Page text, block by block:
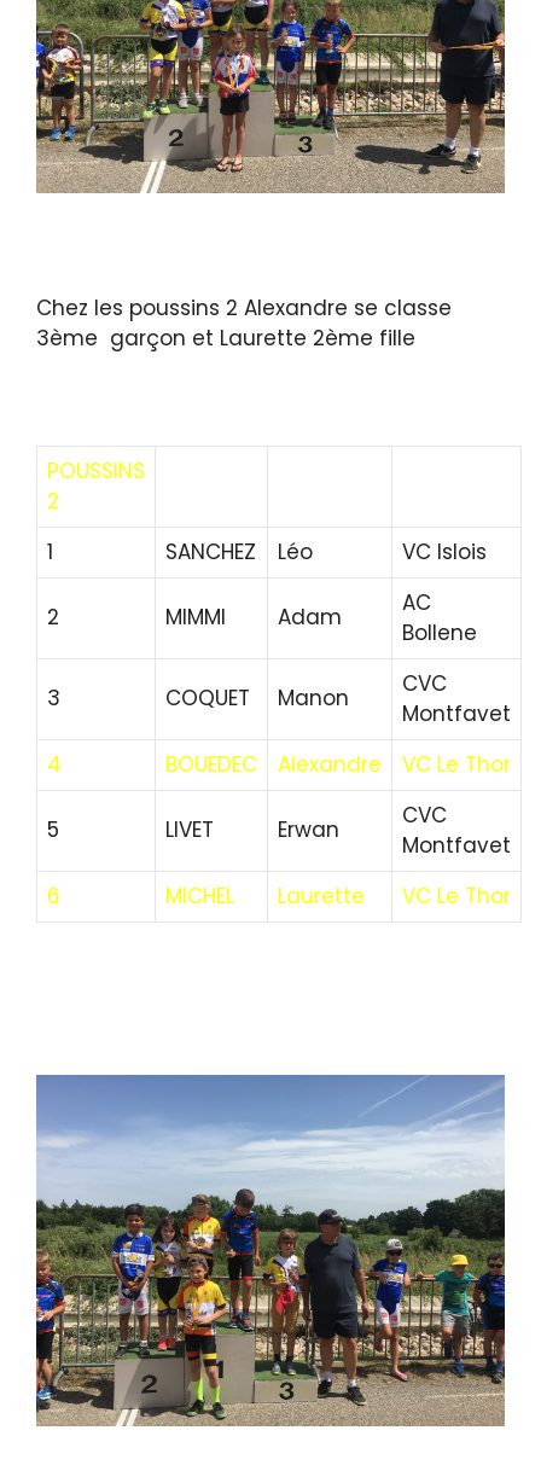
Chez les poussins 2 Alexandre se classe
3ème garçon et Laurette 2ème fille
POUSSINS
2
1
SANCHEZ Léo VC Islois
2 MIMMI Adam
AC
Bollene
3 COQUET Manon
CVC
Montfavet
4
BOUEDEC Alexandre VC Le Thor
5 LIVET Erwan
CVC
Montfavet
6
MICHEL Laurette VC Le Thor